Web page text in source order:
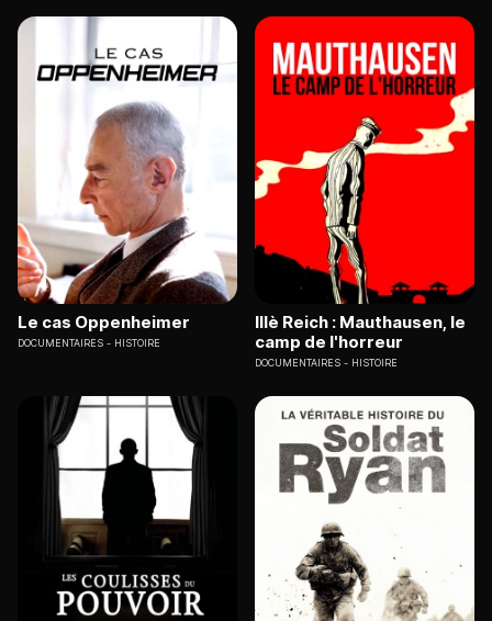
Le cas Oppenheimer
DOCUMENTAIRES HISTOIRE
IIIè Reich : Mauthausen, le
camp de l'horreur
DOCUMENTAIRES HISTOIRE